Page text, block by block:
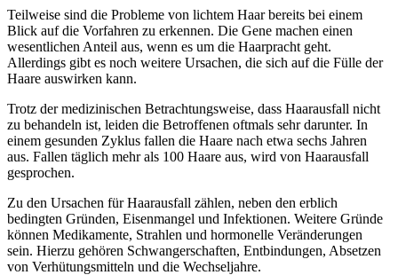
Teilweise sind die Probleme von lichtem Haar bereits bei einem
Blick auf die Vorfahren zu erkennen. Die Gene machen einen
wesentlichen Anteil aus, wenn es um die Haarpracht geht.
Allerdings gibt es noch weitere Ursachen, die sich auf die Fülle der
Haare auswirken kann.
Trotz der medizinischen Betrachtungsweise, dass Haarausfall nicht
zu behandeln ist, leiden die Betroffenen oftmals sehr darunter. In
einem gesunden Zyklus fallen die Haare nach etwa sechs Jahren
aus. Fallen täglich mehr als 100 Haare aus, wird von Haarausfall
gesprochen.
Zu den Ursachen für Haarausfall zählen, neben den erblich
bedingten Gründen, Eisenmangel und Infektionen. Weitere Gründe
können Medikamente, Strahlen und hormonelle Veränderungen
sein. Hierzu gehören Schwangerschaften, Entbindungen, Absetzen
von Verhütungsmitteln und die Wechseljahre.